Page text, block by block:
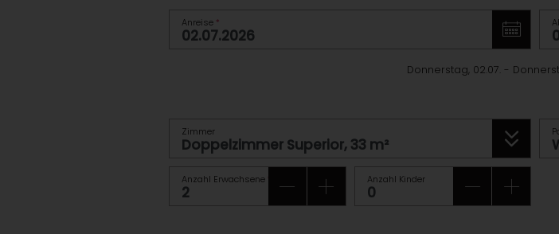
Anreise *
Donnerstag, 02.07. -
Zimmer
Anzahl Erwachsene Anzahl Kinder